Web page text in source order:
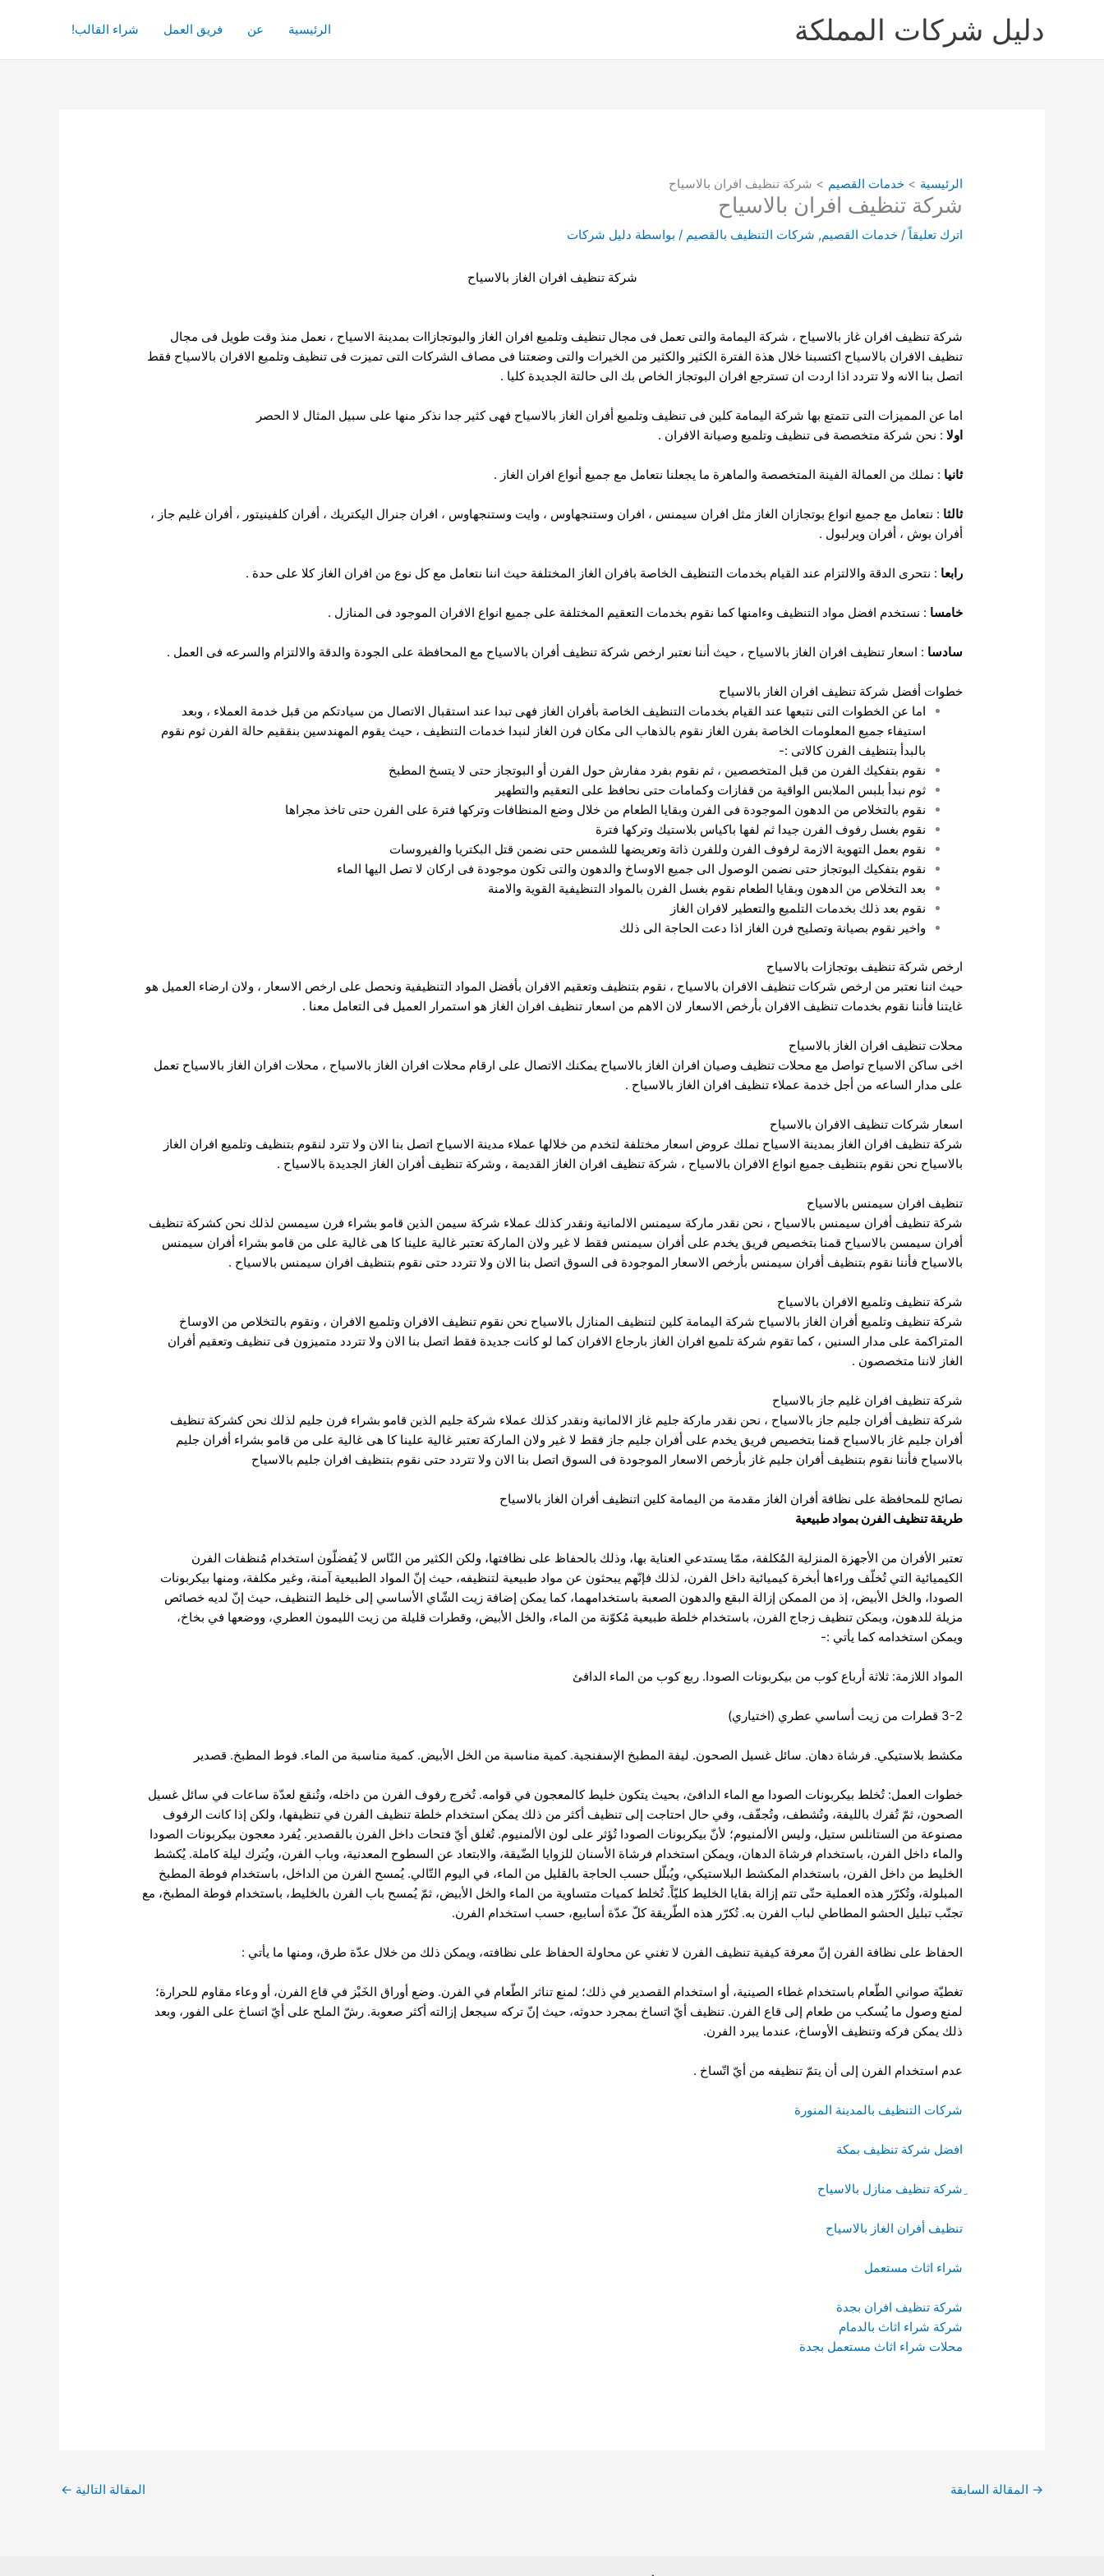
دليل شركات المملكة الرئيسية عن فريق العمل شراء القالب!
الرئيسية خدمات القصيم شركة تنظيف افران بالاسياح
شركة تنظيف افران بالاسياح
اترك تعليقاً /خدمات القصيم, شركات التنظيف بالقصيم / بواسطة دليل شركات
شركة تنظيف افران الغاز بالاسياح
شركة تنظيف افران غاز بالاسياح ، شركة اليمامة والتى تعمل فى مجال تنظيف وتلميع افران الغاز والبوتجازاات بمدينة الاسياح ، نعمل منذ وقت طويل فى مجال
تنظيف الافران بالاسياح اكتسبنا خلال هذة الفترة الكثير والكثير من الخيرات والتى وضعتنا فى مصاف الشركات التى تميزت فى تنظيف وتلميع الافران بالاسياح فقط
اتصل بنا الانه ولا تتردد اذا اردت ان تسترجع افران البوتجاز الخاص بك الى حالتة الجديدة كليا .
اما عن المميزات التى تتمتع بها شركة اليمامة كلين فى تنظيف وتلميع أفران الغاز بالاسياح فهى كثير جدا نذكر منها على سبيل المثال لا الحصر
اولا : نحن شركة متخصصة فى تنظيف وتلميع وصيانة الافران .
ثانيا : نملك من العمالة الفينة المتخصصة والماهرة ما يجعلنا نتعامل مع جميع أنواع افران الغاز .
ثالثا : نتعامل مع جميع انواع بوتجازان الغاز مثل افران سيمنس ، افران وستنجهاوس ، وايت وستنجهاوس ، افران جنرال اليكتريك ، أفران كلفينيتور ، أفران غليم جاز ،
أفران بوش ، أفران ويرلبول .
رابعا : نتحرى الدقة والالتزام عند القيام بخدمات التنظيف الخاصة بافران الغاز المختلفة حيث اننا نتعامل مع كل نوع من افران الغاز كلا على حدة .
خامسا : نستخدم افضل مواد التنظيف وءامنها كما نقوم بخدمات التعقيم المختلفة على جميع انواع الافران الموجود فى المنازل .
سادسا : اسعار تنظيف افران الغاز بالاسياح ، حيث أننا نعتبر ارخص شركة تنظيف أفران بالاسياح مع المحافظة على الجودة والدقة والالتزام والسرعه فى العمل .
خطوات أفضل شركة تنظيف افران الغاز بالاسياح
اما عن الخطوات التى نتبعها عند القيام بخدمات التنظيف الخاصة بأفران الغاز فهى تبدا عند استقبال الاتصال من سيادتكم من قبل خدمة العملاء ، وبعد
استيفاء جميع المعلومات الخاصة بفرن الغاز نقوم بالذهاب الى مكان فرن الغاز لنبدا خدمات التنظيف ، حيث يقوم المهندسين بنققيم حالة الفرن ثوم نقوم
بالبدأ بتنظيف الفرن كالاتى :-
نقوم بتفكيك الفرن من قبل المتخصصين ، ثم نقوم بفرد مفارش حول الفرن أو البوتجاز حتى لا يتسخ المطبخ
ثوم نبدأ بلبس الملابس الواقية من قفازات وكمامات حتى نحافظ على التعقيم والتطهير
نقوم بالتخلاص من الدهون الموجودة فى الفرن وبقايا الطعام من خلال وضع المنظافات وتركها فترة على الفرن حتى تاخذ مجراها
نقوم بغسل رفوف الفرن جيدا ثم لفها باكياس بلاستيك وتركها فترة
نقوم بعمل التهوية الازمة لرفوف الفرن وللفرن ذاتة وتعريضها للشمس حتى نضمن قتل البكتريا والفيروسات
نقوم بتفكيك البوتجاز حتى نضمن الوصول الى جميع الاوساخ والدهون والتى تكون موجودة فى اركان لا تصل اليها الماء
بعد التخلاص من الدهون وبقايا الطعام نقوم بغسل الفرن بالمواد التنظيفية القوية والامنة
نقوم بعد ذلك بخدمات التلميع والتعطير لافران الغاز
واخير نقوم بصيانة وتصليح فرن الغاز اذا دعت الحاجة الى ذلك
ارخص شركة تنظيف بوتجازات بالاسياح
حيث اننا نعتبر من ارخص شركات تنظيف الافران بالاسياح ، نقوم بتنظيف وتعقيم الافران بأفضل المواد التنظيفية ونحصل على ارخص الاسعار ، ولان ارضاء العميل هو
غايتنا فأننا نقوم بخدمات تنظيف الافران بأرخص الاسعار لان الاهم من اسعار تنظيف افران الغاز هو استمرار العميل فى التعامل معنا .
محلات تنظيف افران الغاز بالاسياح
اخى ساكن الاسياح تواصل مع محلات تنظيف وصيان افران الغاز بالاسياح يمكنك الاتصال على ارقام محلات افران الغاز بالاسياح ، محلات افران الغاز بالاسياح تعمل
على مدار الساعه من أجل خدمة عملاء تنظيف افران الغاز بالاسياح .
اسعار شركات تنظيف الافران بالاسياح
شركة تنظيف افران الغاز بمدينة الاسياح نملك عروض اسعار مختلفة لتخدم من خلالها عملاء مدينة الاسياح اتصل بنا الان ولا تترد لنقوم بتنظيف وتلميع افران الغاز
بالاسياح نحن نقوم بتنظيف جميع انواع الافران بالاسياح ، شركة تنظيف افران الغاز القديمة ، وشركة تنظيف أفران الغاز الجديدة بالاسياح .
تنظيف افران سيمنس بالاسياح
شركة تنظيف أفران سيمنس بالاسياح ، نحن نقدر ماركة سيمنس الالمانية ونقدر كذلك عملاء شركة سيمن الذين قامو بشراء فرن سيمسن لذلك نحن كشركة تنظيف
أفران سيمسن بالاسياح قمنا بتخصيص فريق يخدم على أفران سيمنس فقط لا غير ولان الماركة تعتبر غالية علينا كا هى غالية على من قامو بشراء أفران سيمنس
بالاسياح فأننا نقوم بتنظيف أفران سيمنس بأرخص الاسعار الموجودة فى السوق اتصل بنا الان ولا تتردد حتى نقوم بتنظيف افران سيمنس بالاسياح .
شركة تنظيف وتلميع الافران بالاسياح
شركة تنظيف وتلميع أفران الغاز بالاسياح شركة اليمامة كلين لتنظيف المنازل بالاسياح نحن نقوم تنظيف الافران وتلميع الافران ، ونقوم بالتخلاص من الاوساخ
المتراكمة على مدار السنين ، كما تقوم شركة تلميع افران الغاز بارجاع الافران كما لو كانت جديدة فقط اتصل بنا الان ولا تتردد متميزون فى تنظيف وتعقيم أفران
الغاز لاننا متخصصون .
شركة تنظيف افران غليم جاز بالاسياح
شركة تنظيف أفران جليم جاز بالاسياح ، نحن نقدر ماركة جليم غاز الالمانية ونقدر كذلك عملاء شركة جليم الذين قامو بشراء فرن جليم لذلك نحن كشركة تنظيف
أفران جليم غاز بالاسياح قمنا بتخصيص فريق يخدم على أفران جليم جاز فقط لا غير ولان الماركة تعتبر غالية علينا كا هى غالية على من قامو بشراء أفران جليم
بالاسياح فأننا نقوم بتنظيف أفران جليم غاز بأرخص الاسعار الموجودة فى السوق اتصل بنا الان ولا تتردد حتى نقوم بتنظيف افران جليم بالاسياح
نصائح للمحافظة على نظافة أفران الغاز مقدمة من اليمامة كلين اتنظيف أفران الغاز بالاسياح
طريقة تنظيف الفرن بمواد طبيعية
تعتبر الأفران من الأجهزة المنزلية المُكلفة، ممّا يستدعي العناية بها، وذلك بالحفاظ على نظافتها، ولكن الكثير من النّاس لا يُفضلّون استخدام مُنظفات الفرن
الكيميائية التي تُخلّف وراءها أبخرة كيميائية داخل الفرن، لذلك فإنّهم يبحثون عن مواد طبيعية لتنظيفه، حيث إنّ المواد الطبيعية آمنة، وغير مكلفة، ومنها بيكربونات
الصودا، والخل الأبيض، إذ من الممكن إزالة البقع والدهون الصعبة باستخدامهما، كما يمكن إضافة زيت الشّاي الأساسي إلى خليط التنظيف، حيث إنّ لديه خصائص
مزيلة للدهون، ويمكن تنظيف زجاج الفرن، باستخدام خلطة طبيعية مُكوّنة من الماء، والخل الأبيض، وقطرات قليلة من زيت الليمون العطري، ووضعها في بخاخ،
ويمكن استخدامه كما يأتي :-
المواد اللازمة: ثلاثة أرباع كوب من بيكربونات الصودا. ربع كوب من الماء الدافئ
3-2 قطرات من زيت أساسي عطري (اختياري)
مكشط بلاستيكي. فرشاة دهان. سائل غسيل الصحون. ليفة المطبخ الإسفنجية. كمية مناسبة من الخل الأبيض. كمية مناسبة من الماء. فوط المطبخ. قصدير
خطوات العمل: تُخلط بيكربونات الصودا مع الماء الدافئ، بحيث يتكون خليط كالمعجون في قوامه. تُخرج رفوف الفرن من داخله، وتُنقع لعدّة ساعات في سائل غسيل
الصحون، ثمّ تُفرك بالليفة، وتُشطف، وتُجفّف، وفي حال احتاجت إلى تنظيف أكثر من ذلك يمكن استخدام خلطة تنظيف الفرن في تنظيفها، ولكن إذا كانت الرفوف
مصنوعة من الستانلس ستيل، وليس الألمنيوم؛ لأنّ بيكربونات الصودا تُؤثر على لون الألمنيوم. تُغلق أيّ فتحات داخل الفرن بالقصدير. يُفرد معجون بيكربونات الصودا
والماء داخل الفرن، باستخدام فرشاة الدهان، ويمكن استخدام فرشاة الأسنان للزوايا الضّيقة، والابتعاد عن السطوح المعدنية، وباب الفرن، ويُترك ليلة كاملة. يُكشط
الخليط من داخل الفرن، باستخدام المكشط البلاستيكي، ويُبلّل حسب الحاجة بالقليل من الماء، في اليوم التّالي. يُمسح الفرن من الداخل، باستخدام فوطة المطبخ
المبلولة، وتُكرّر هذه العملية حتّى تتم إزالة بقايا الخليط كليّاً. تُخلط كميات متساوية من الماء والخل الأبيض، ثمّ يُمسح باب الفرن بالخليط، باستخدام فوطة المطبخ، مع
تجنّب تبليل الحشو المطاطي لباب الفرن به. تُكرّر هذه الطّريقة كلّ عدّة أسابيع، حسب استخدام الفرن.
الحفاظ على نظافة الفرن إنّ معرفة كيفية تنظيف الفرن لا تغني عن محاولة الحفاظ على نظافته، ويمكن ذلك من خلال عدّة طرق، ومنها ما يأتي :
تغطيّة صواني الطّعام باستخدام غطاء الصينية، أو استخدام القصدير في ذلك؛ لمنع تناثر الطّعام في الفرن. وضع أوراق الخَبْز في قاع الفرن، أو وعاء مقاوم للحرارة؛
لمنع وصول ما يُسكب من طعام إلى قاع الفرن. تنظيف أيّ اتساخ بمجرد حدوثه، حيث إنّ تركه سيجعل إزالته أكثر صعوبة. رشّ الملح على أيّ اتساخ على الفور، وبعد
ذلك يمكن فركه وتنظيف الأوساخ، عندما يبرد الفرن.
عدم استخدام الفرن إلى أن يتمّ تنظيفه من أيّ اتّساخ .
شركات التنظيف بالمدينة المنورة
افضل شركة تنظيف بمكة
ِشركة تنظيف منازل بالاسياح
تنظيف أفران الغاز بالاسياح
شراء اثاث مستعمل
شركة تنظيف افران بجدة
شركة شراء اثاث بالدمام
محلات شراء اثاث مستعمل بجدة
→ المقالة السابقة المقالة التالية ←